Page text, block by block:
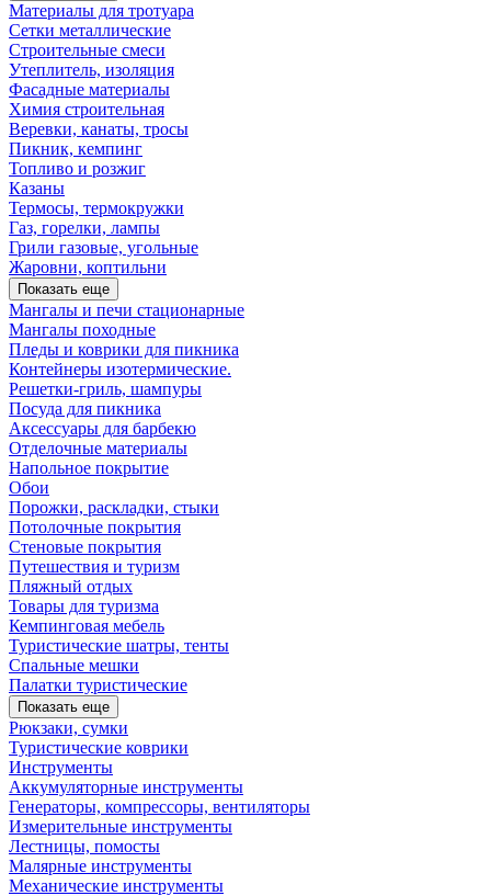
Материалы для тротуара
Сетки металлические
Строительные смеси
Утеплитель, изоляция
Фасадные материалы
Химия строительная
Веревки, канаты, тросы
Пикник, кемпинг
Топливо и розжиг
Казаны
Термосы, термокружки
Газ, горелки, лампы
Грили газовые, угольные
Жаровни, коптильни
Показать еще
Мангалы и печи стационарные
Мангалы походные
Пледы и коврики для пикника
Контейнеры изотермические.
Решетки-гриль, шампуры
Посуда для пикника
Аксессуары для барбекю
Отделочные материалы
Напольное покрытие
Обои
Порожки, раскладки, стыки
Потолочные покрытия
Стеновые покрытия
Путешествия и туризм
Пляжный отдых
Товары для туризма
Кемпинговая мебель
Туристические шатры, тенты
Спальные мешки
Палатки туристические
Показать еще
Рюкзаки, сумки
Туристические коврики
Инструменты
Аккумуляторные инструменты
Генераторы, компрессоры, вентиляторы
Измерительные инструменты
Лестницы, помосты
Малярные инструменты
Механические инструменты